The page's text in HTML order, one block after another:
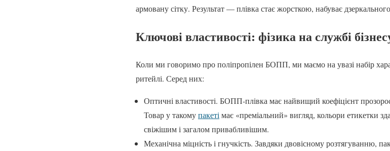
армовану сітку. Результат — плівка стає жорсткою, набуває
Ключові властивості: фізика на службі
Коли ми говоримо про поліпропілен БОПП, ми маємо на увазі набір
ритейлі. Серед них:
Оптичні властивості. БОПП-плівка має найвищий коефіцієнт
Товар у такомупакеті має «преміальний» вигляд, кольори етикетки
свіжішим і загалом привабливішим.
Механічна міцність і гнучкість. Завдяки двовісному розтягуванню,